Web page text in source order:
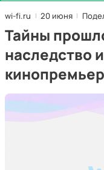
wi-fi.ru 20 июня
Тайны
наследство